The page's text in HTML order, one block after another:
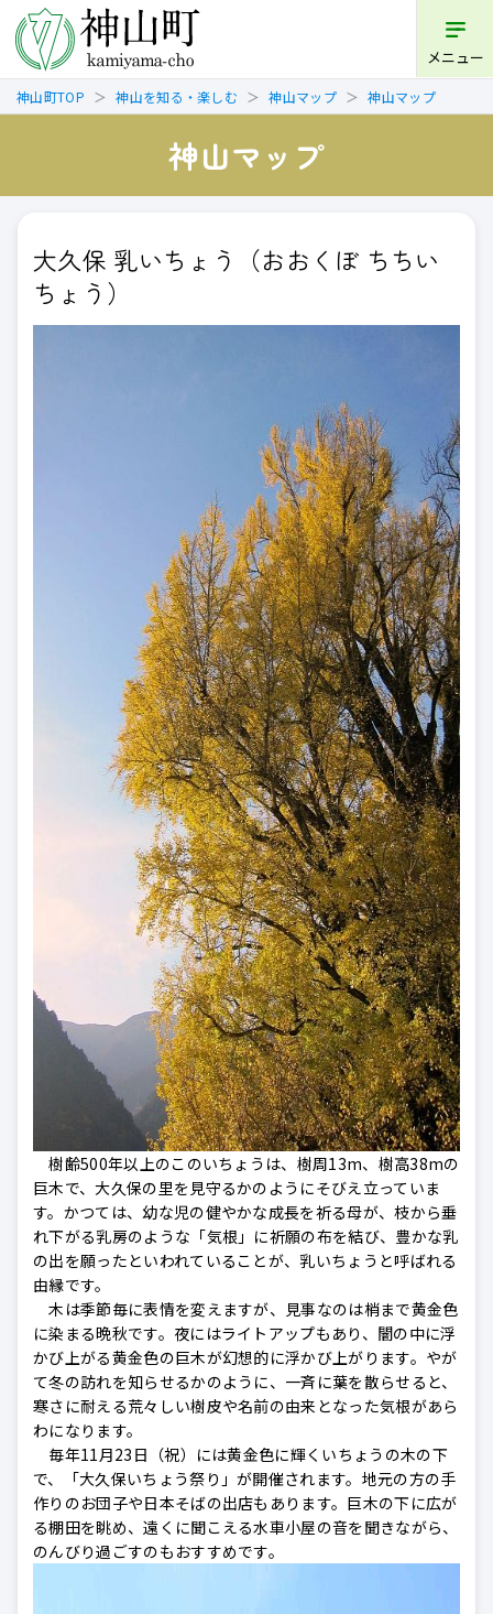
メニュー
神山町TOP 神山を知る・楽しむ 神山マップ 神山マップ
神山マップ
大久保 乳いちょう（おおくぼ ちちい
ちょう）
樹齢500年以上のこのいちょうは、樹周13m、樹高38mの
巨木で、大久保の里を見守るかのようにそびえ立っていま
す。かつては、幼な児の健やかな成長を祈る母が、枝から垂
れ下がる乳房のような「気根」に祈願の布を結び、豊かな乳
の出を願ったといわれていることが、乳いちょうと呼ばれる
由縁です。
木は季節毎に表情を変えますが、見事なのは梢まで黄金色
に染まる晩秋です。夜にはライトアップもあり、闇の中に浮
かび上がる黄金色の巨木が幻想的に浮かび上がります。やが
て冬の訪れを知らせるかのように、一斉に葉を散らせると、
寒さに耐える荒々しい樹皮や名前の由来となった気根があら
わになります。
毎年11月23日（祝）には黄金色に輝くいちょうの木の下
で、「大久保いちょう祭り」が開催されます。地元の方の手
作りのお団子や日本そばの出店もあります。巨木の下に広が
る棚田を眺め、遠くに聞こえる水車小屋の音を聞きながら、
のんびり過ごすのもおすすめです。